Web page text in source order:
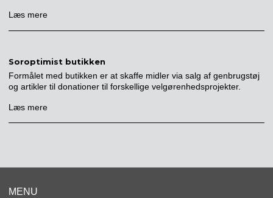
Læs mere
Soroptimist butikken
Formålet med butikken er at skaffe midler via salg af genbrugstøj
og artikler til donationer til forskellige velgørenhedsprojekter.
Læs mere
MENU